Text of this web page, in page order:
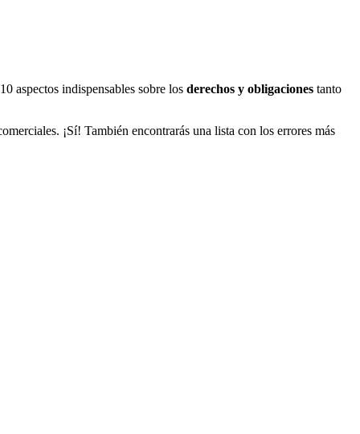
aspectos indispensables sobre los derechos y obligaciones tanto
¡Sí! También encontrarás una lista con los errores más